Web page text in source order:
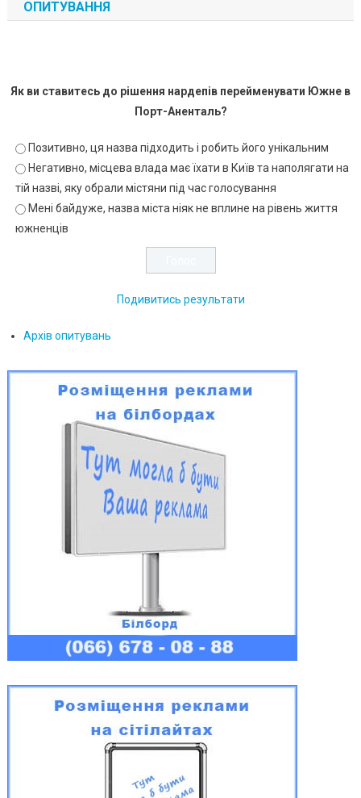
ОПИТУВАННЯ
Як ви ставитесь до рішення нардепів перейменувати Южне в
Порт-Аненталь?
Позитивно, ця назва підходить і робить його унікальним
Негативно, місцева влада має їхати в Київ та наполягати на
тій назві, яку обрали містяни під час голосування
Мені байдуже, назва міста ніяк не вплине на рівень життя
южненців
Подивитись результати
Архів опитувань